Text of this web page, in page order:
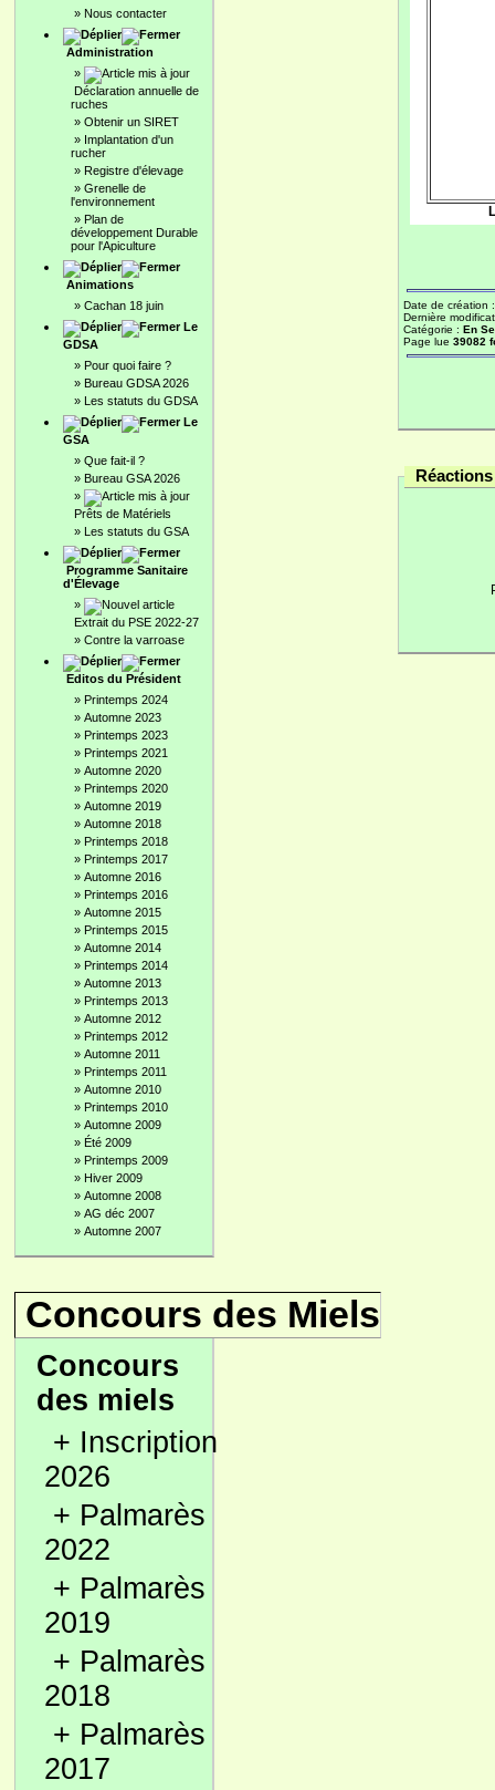
» Nous contacter
Administration
»
Déclaration annuelle de
ruches
» Obtenir un SIRET
» Implantation d'un
rucher
» Registre d'élevage
» Grenelle de
l'environnement
» Plan de
développement Durable
pour l'Apiculture
Animations
» Cachan 18 juin
Le
GDSA
» Pour quoi faire ?
» Bureau GDSA 2026
» Les statuts du GDSA
Le
GSA
» Que fait-il ?
» Bureau GSA 2026
»
Prêts de Matériels
» Les statuts du GSA
Programme Sanitaire
d'Élevage
»
Extrait du PSE 2022-27
» Contre la varroase
Editos du Président
» Printemps 2024
» Automne 2023
» Printemps 2023
» Printemps 2021
» Automne 2020
» Printemps 2020
» Automne 2019
» Automne 2018
» Printemps 2018
» Printemps 2017
» Automne 2016
» Printemps 2016
» Automne 2015
» Printemps 2015
» Automne 2014
» Printemps 2014
» Automne 2013
» Printemps 2013
» Automne 2012
» Printemps 2012
» Automne 2011
» Printemps 2011
» Automne 2010
» Printemps 2010
» Automne 2009
» Été 2009
» Printemps 2009
» Hiver 2009
» Automne 2008
» AG déc 2007
» Automne 2007
Concours des Miels
Concours
des miels
+ Inscription
2026
+ Palmarès
2022
+ Palmarès
2019
+ Palmarès
2018
+ Palmarès
2017
Date de création
Dernière
Catégorie : En
Page lue 39082